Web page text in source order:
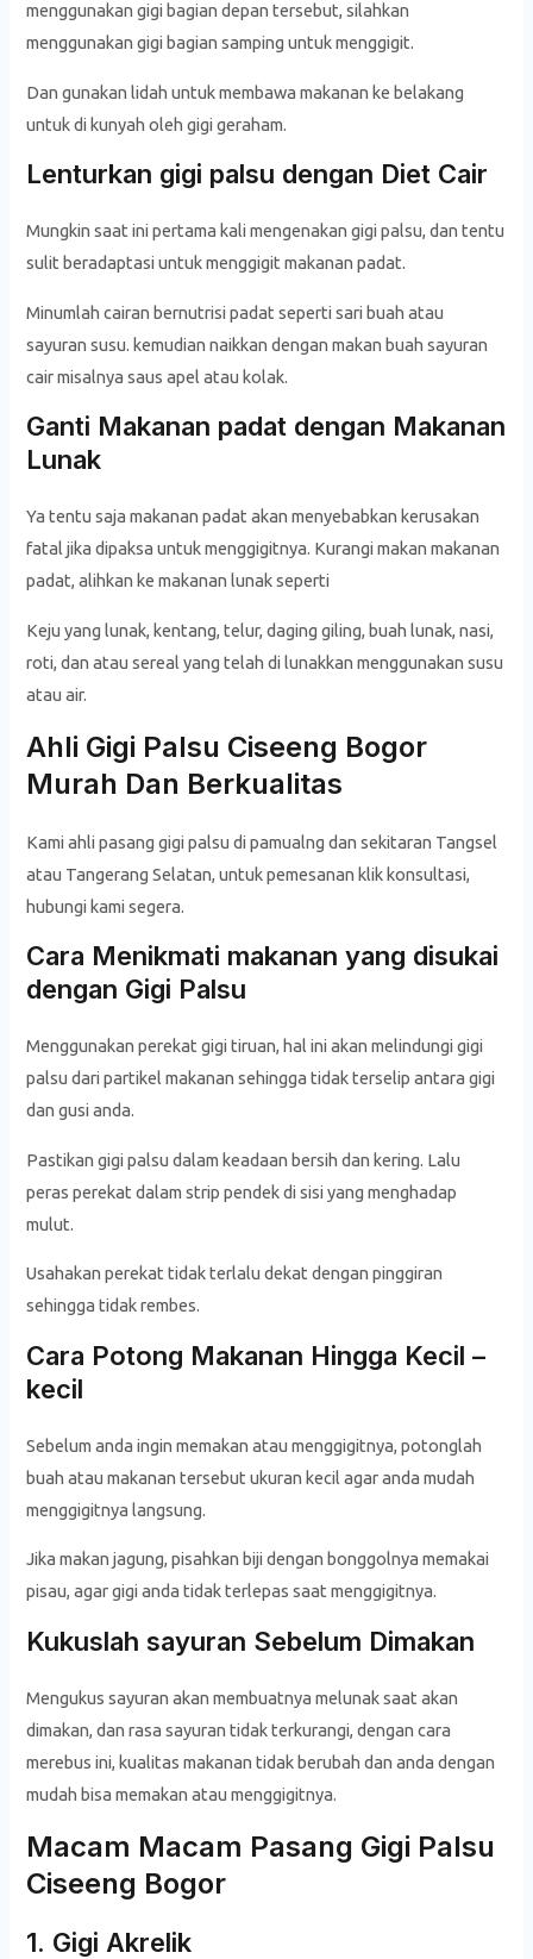
menggunakan gigi bagian depan tersebut, silahkan
menggunakan gigi bagian samping untuk menggigit.
Dan gunakan lidah untuk membawa makanan ke belakang
untuk di kunyah oleh gigi geraham.
Lenturkan gigi palsu dengan Diet Cair
Mungkin saat ini pertama kali mengenakan gigi palsu, dan tentu
sulit beradaptasi untuk menggigit makanan padat.
Minumlah cairan bernutrisi padat seperti sari buah atau
sayuran susu. kemudian naikkan dengan makan buah sayuran
cair misalnya saus apel atau kolak.
Ganti Makanan padat dengan Makanan
Lunak
Ya tentu saja makanan padat akan menyebabkan kerusakan
fatal jika dipaksa untuk menggigitnya. Kurangi makan makanan
padat, alihkan ke makanan lunak seperti
Keju yang lunak, kentang, telur, daging giling, buah lunak, nasi,
roti, dan atau sereal yang telah di lunakkan menggunakan susu
atau air.
Ahli Gigi Palsu Ciseeng Bogor
Murah Dan Berkualitas
Kami ahli pasang gigi palsu di pamualng dan sekitaran Tangsel
atau Tangerang Selatan, untuk pemesanan klik konsultasi,
hubungi kami segera.
Cara Menikmati makanan yang disukai
dengan Gigi Palsu
Menggunakan perekat gigi tiruan, hal ini akan melindungi gigi
palsu dari partikel makanan sehingga tidak terselip antara gigi
dan gusi anda.
Pastikan gigi palsu dalam keadaan bersih dan kering. Lalu
peras perekat dalam strip pendek di sisi yang menghadap
mulut.
Usahakan perekat tidak terlalu dekat dengan pinggiran
sehingga tidak rembes.
Cara Potong Makanan Hingga Kecil –
kecil
Sebelum anda ingin memakan atau menggigitnya, potonglah
buah atau makanan tersebut ukuran kecil agar anda mudah
menggigitnya langsung.
Jika makan jagung, pisahkan biji dengan bonggolnya memakai
pisau, agar gigi anda tidak terlepas saat menggigitnya.
Kukuslah sayuran Sebelum Dimakan
Mengukus sayuran akan membuatnya melunak saat akan
dimakan, dan rasa sayuran tidak terkurangi, dengan cara
merebus ini, kualitas makanan tidak berubah dan anda dengan
mudah bisa memakan atau menggigitnya.
Macam Macam Pasang Gigi Palsu
Ciseeng Bogor
1. Gigi Akrelik